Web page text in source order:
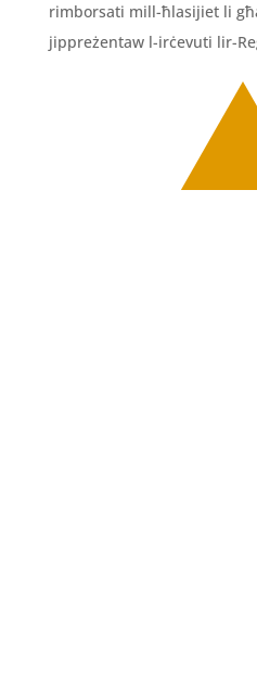
rimborsati mill-ħlasijiet li
jippreżentaw l-irċevuti lir-